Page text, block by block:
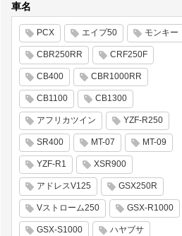
車名
PCX エイプ50 モンキー
CBR250RR CRF250F
CB400 CBR1000RR
CB1100 CB1300
アフリカツイン YZF-R250
SR400 MT-07 MT-09
YZF-R1 XSR900
アドレスV125 GSX250R
Vストローム250 GSX-R1000
GSX-S1000 ハヤブサ